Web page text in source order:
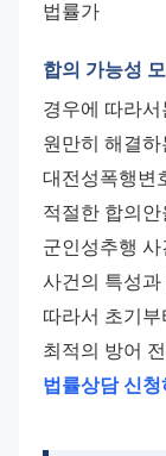
법률가
합의 가능성
경우에 따라
원만히 해결
대전성폭행변
적절한 합의
군인성추행
사건의 특성
따라서 초기
최적의 방어
법률상담 신청